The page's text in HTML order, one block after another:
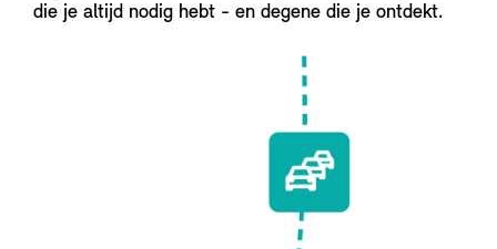
die je altijd nodig hebt - en degene die je ontdekt.